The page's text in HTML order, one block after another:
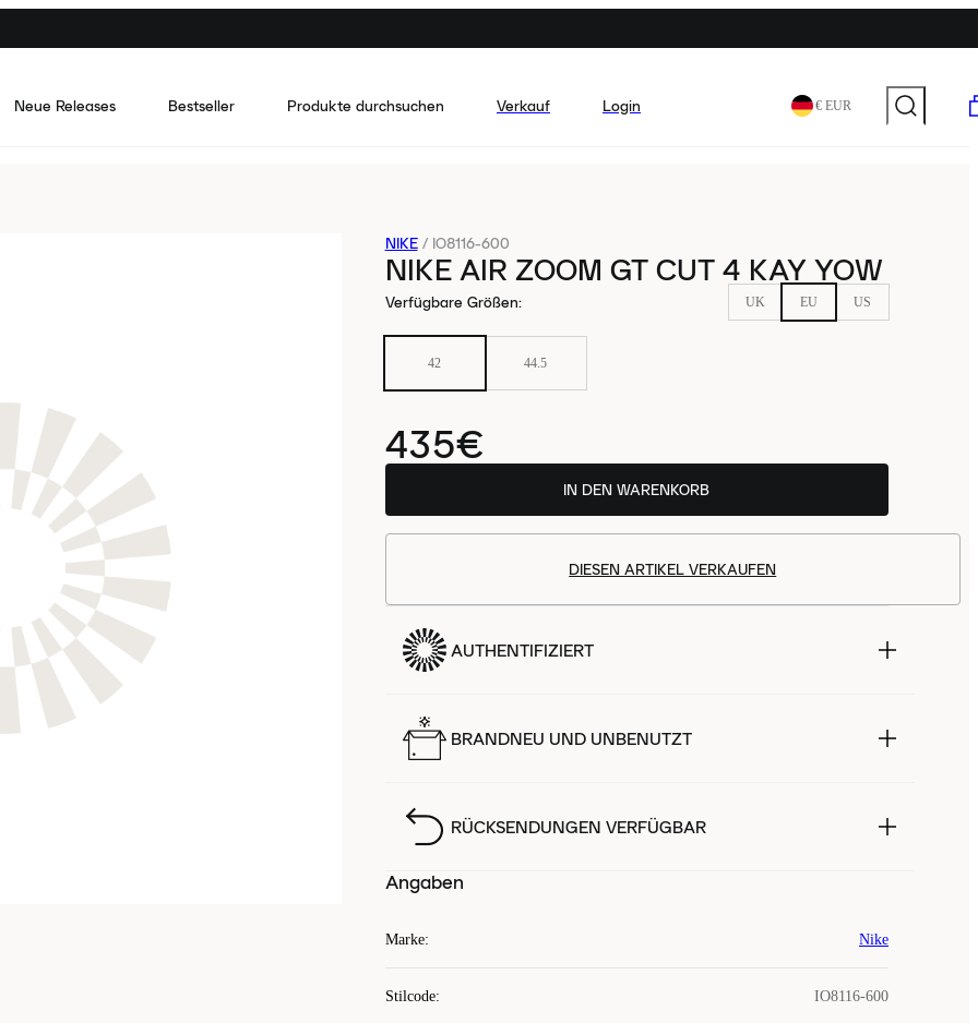
Neue Releases Bestseller Produkte durchsuchen Verkauf Login € EUR
NIKE / IO8116-600
NIKE AIR ZOOM GT CUT 4 KAY YOW
Verfügbare Größen: UK EU US
42 44.5
435€
IN DEN WARENKORB
DIESEN ARTIKEL VERKAUFEN
AUTHENTIFIZIERT
BRANDNEU UND UNBENUTZT
RÜCKSENDUNGEN VERFÜGBAR
Angaben
Marke: Nike
Stilcode: IO8116-600